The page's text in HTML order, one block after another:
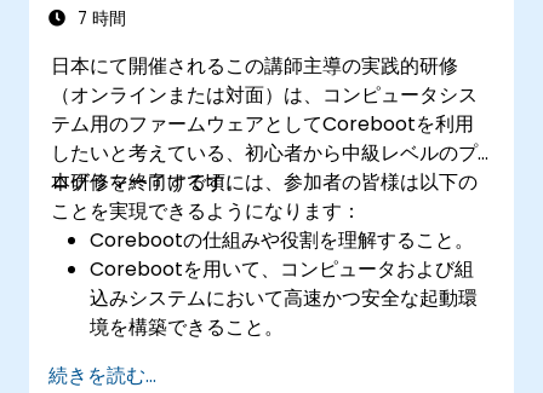
7 時間
日本にて開催されるこの講師主導の実践的研修
（オンラインまたは対面）は、コンピュータシス
テム用のファームウェアとしてCorebootを利用
したいと考えている、初心者から中級レベルのプ
ログラマー向けです。
本研修を終了する頃には、参加者の皆様は以下の
ことを実現できるようになります：
Corebootの仕組みや役割を理解すること。
Corebootを用いて、コンピュータおよび組
込みシステムにおいて高速かつ安全な起動環
境を構築できること。
続きを読む...